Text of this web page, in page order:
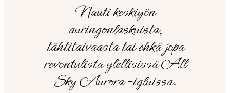
Nauti keskiyön
auringonlaskuista,
tähtitaivaasta tai ehkä jopa
revontulista ylellisissä All
Sky Aurora -igluissa.